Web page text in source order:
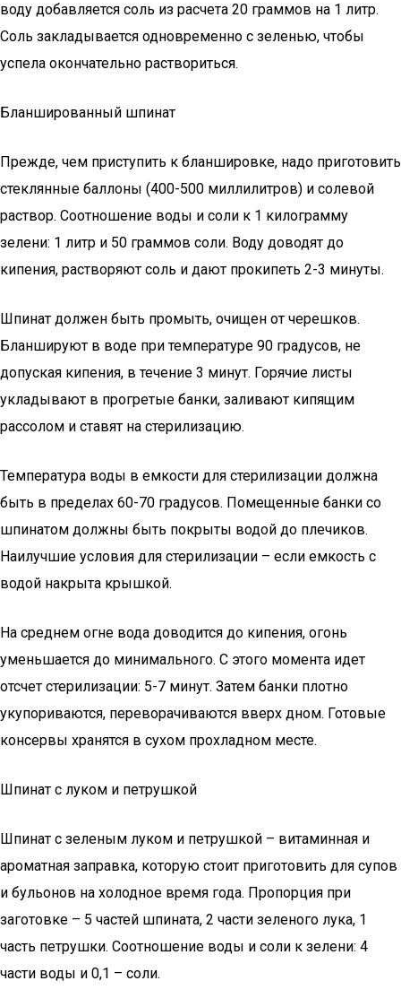
воду добавляется соль из расчета 20 граммов на 1 литр.
Соль закладывается одновременно с зеленью, чтобы
успела окончательно раствориться.
Бланшированный шпинат
Прежде, чем приступить к бланшировке, надо приготовить
стеклянные баллоны (400-500 миллилитров) и солевой
раствор. Соотношение воды и соли к 1 килограмму
зелени: 1 литр и 50 граммов соли. Воду доводят до
кипения, растворяют соль и дают прокипеть 2-3 минуты.
Шпинат должен быть промыть, очищен от черешков.
Бланшируют в воде при температуре 90 градусов, не
допуская кипения, в течение 3 минут. Горячие листы
укладывают в прогретые банки, заливают кипящим
рассолом и ставят на стерилизацию.
Температура воды в емкости для стерилизации должна
быть в пределах 60-70 градусов. Помещенные банки со
шпинатом должны быть покрыты водой до плечиков.
Наилучшие условия для стерилизации – если емкость с
водой накрыта крышкой.
На среднем огне вода доводится до кипения, огонь
уменьшается до минимального. С этого момента идет
отсчет стерилизации: 5-7 минут. Затем банки плотно
укупориваются, переворачиваются вверх дном. Готовые
консервы хранятся в сухом прохладном месте.
Шпинат с луком и петрушкой
Шпинат с зеленым луком и петрушкой – витаминная и
ароматная заправка, которую стоит приготовить для супов
и бульонов на холодное время года. Пропорция при
заготовке – 5 частей шпината, 2 части зеленого лука, 1
часть петрушки. Соотношение воды и соли к зелени: 4
части воды и 0,1 – соли.